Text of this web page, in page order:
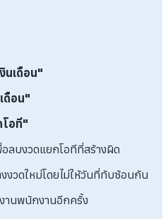
นเดือน"
ดือน"
อที"
อลบงวดแยกโอทีที่สร้างผิด
งงวดใหม่โดยไม่ให้วันที่ทับซ้อนกัน
านพนักงานอีกครั้ง